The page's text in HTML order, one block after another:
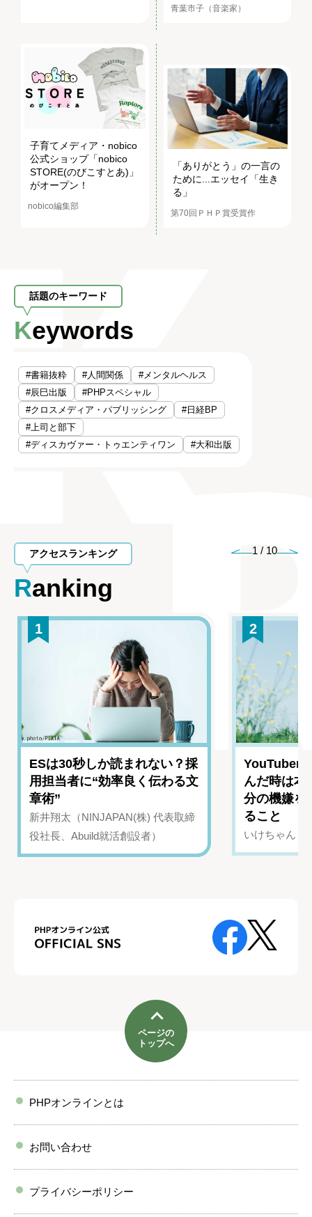
青葉市子（音楽家）
子育てメディア・nobico
公式ショップ「nobico
STORE(のびこすとあ)」
がオープン！
nobico編集部
「ありがとう」の一言の
ために...エッセイ「生き
る」
第70回ＰＨＰ賞受賞作
話題のキーワード
Keywords
#書籍抜粋 #人間関係
#メンタルヘルス
#辰巳出版
#PHPスペシャル
#クロスメディア・パブリッシング
#日経BP
#上司と部下
#ディスカヴァー・トゥエンティワン
#大和出版
アクセスランキング
Ranking
1 / 10
1
ESは30秒しか読まれない？採
用担当者に“効率良く伝わる文
章術”
新井翔太（NINJAPAN(株) 代表取締
役社長、Abuild就活創設者）
2
YouTuber
んだ時は
分の機嫌を
ること
いけちゃん（
ページの
トップへ
PHPオンラインとは
お問い合わせ
プライバシーポリシー